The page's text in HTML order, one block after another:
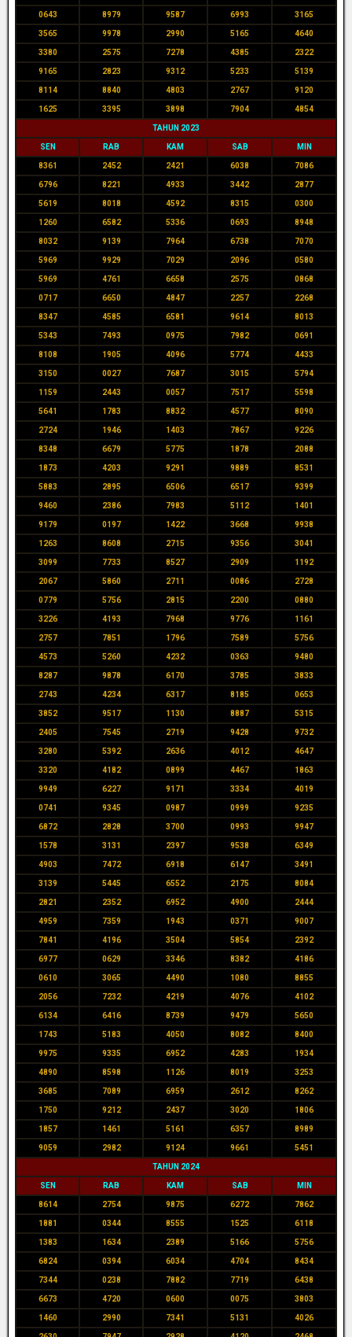
0643 8979 9587 6993 3165
3565 9978 2990 5165 4640
3380 2575 7278 4385 2322
9165 2823 9312 5233 5139
8114 8840 4803 2767 9120
1625 3395 3898 7904 4854
TAHUN 2023
SEN RAB KAM SAB MIN
8361 2452 2421 6038 7086
6796 8221 4933 3442 2877
5619 8018 4592 8315 0300
1260 6582 5336 0693 8948
8032 9139 7964 6738 7070
5969 9929 7029 2096 0580
5969 4761 6658 2575 0868
0717 6650 4847 2257 2268
8347 4585 6581 9614 8013
5343 7493 0975 7982 0691
8108 1905 4096 5774 4433
3150 0027 7687 3015 5794
1159 2443 0057 7517 5598
5641 1783 8832 4577 8090
2724 1946 1403 7867 9226
8348 6679 5775 1878 2088
1873 4203 9291 9889 8531
5883 2895 6506 6517 9399
9460 2386 7983 5112 1401
9179 0197 1422 3668 9938
1263 8608 2715 9356 3041
3099 7733 8527 2909 1192
2067 5860 2711 0086 2728
0779 5756 2815 2200 0880
3226 4193 7968 9776 1161
2757 7851 1796 7589 5756
4573 5260 4232 0363 9480
8287 9878 6170 3785 3833
2743 4234 6317 8185 0653
3852 9517 1130 8887 5315
2405 7545 2719 9428 9732
3280 5392 2636 4012 4647
3320 4182 0899 4467 1863
9949 6227 9171 3334 4019
0741 9345 0987 0999 9235
6872 2828 3700 0993 9947
1578 3131 2397 9538 6349
4903 7472 6918 6147 3491
3139 5445 6552 2175 8084
2821 2352 6952 4900 2444
4959 7359 1943 0371 9007
7841 4196 3504 5854 2392
6977 0629 3346 8382 4186
0610 3065 4490 1080 8855
2056 7232 4219 4076 4102
6134 6416 8739 9479 5650
1743 5183 4050 8082 8400
9975 9335 6952 4283 1934
4890 8598 1126 8019 3253
3685 7089 6959 2612 8262
1750 9212 2437 3020 1806
1857 1461 5161 6357 8989
9059 2982 9124 9661 5451
TAHUN 2024
SEN RAB KAM SAB MIN
8614 2754 9875 6272 7862
1881 0344 8555 1525 6118
1383 1634 2389 5166 5756
6824 0394 6034 4704 8434
7344 0238 7882 7719 6438
6673 4720 0600 0075 3803
1460 2990 7341 5131 4026